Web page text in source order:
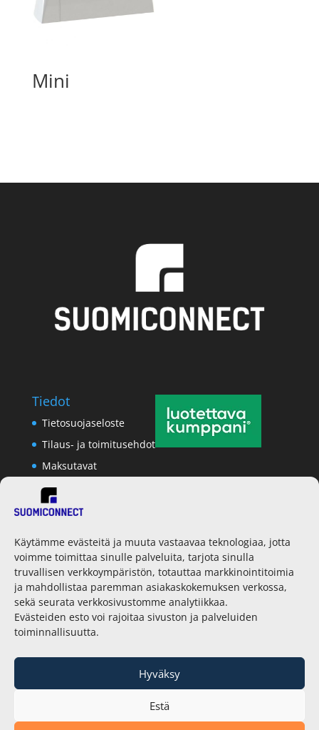
Käytämme evästeitä ja muuta vastaavaa teknologiaa, jotta
voimme toimittaa sinulle palveluita, tarjota sinulla
truvallisen verkkoympäristön, totauttaa markkinointitoimia
ja mahdollistaa paremman asiakaskokemuksen verkossa,
sekä seurata verkkosivustomme analytiikkaa.
Evästeiden esto voi rajoitaa sivuston ja palveluiden
toiminnallisuutta.
Hyväksy
Estä
Mini
Tiedot
Tietosuojaseloste
Tilaus- ja toimitusehdot
Maksutavat
Yhteystiedot
SuomiConnect Oy
Jääkärinkatu 33
50130 Mikkeli
Marko, toimitusjohtaja
marko ät suomiconnect dot fi